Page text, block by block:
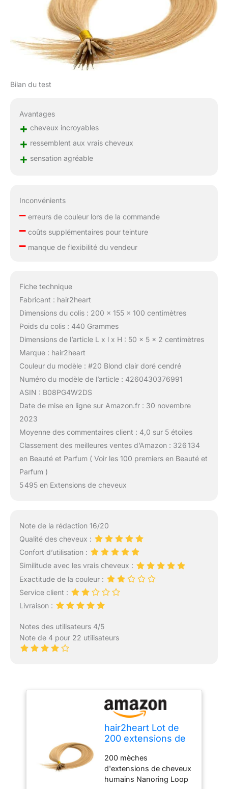
Bilan du test
Avantages
+ cheveux incroyables
+ ressemblent aux vrais cheveux
+ sensation agréable
Inconvénients
–erreurs de couleur lors de la commande
–coûts supplémentaires pour teinture
–manque de flexibilité du vendeur
Fiche technique
Fabricant : hair2heart
Dimensions du colis : 200 x 155 x 100 centimètres
Poids du colis : 440 Grammes
Dimensions de l’article L x l x H : 50 x 5 x 2 centimètres
Marque : hair2heart
Couleur du modèle : #20 Blond clair doré cendré
Numéro du modèle de l’article : 4260430376991
ASIN : B08PG4W2DS
Date de mise en ligne sur Amazon.fr : 30 novembre
2023
Moyenne des commentaires client : 4,0 sur 5 étoiles
Classement des meilleures ventes d’Amazon : 326 134
en Beauté et Parfum ( Voir les 100 premiers en Beauté et
Parfum )
5 495 en Extensions de cheveux
Note de la rédaction 16/20
Qualité des cheveux :
Confort d’utilisation :
Similitude avec les vrais cheveux :
Exactitude de la couleur :
Service client :
Livraison :
Notes des utilisateurs 4/5
Note de 4 pour 22 utilisateurs
hair2heart Lot de
200 extensions de
lisses - 0,8 g - 50
cm - 9/31 blond clair
doré cendré
200 mèches
d'extensions de cheveux
humains Nanoring Loop